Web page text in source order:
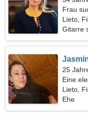
Frau
Lieto,
Gitarre
25
Eine
Lieto,
Ehe